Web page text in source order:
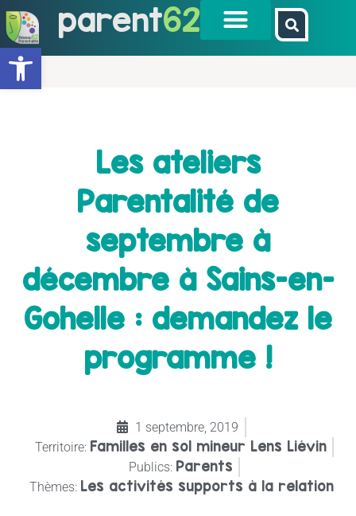
Ouvrir la barre d’outils
parent62
Les ateliers
Parentalité de
septembre à
décembre à Sains-en-
Gohelle : demandez le
programme !
1 septembre, 2019
Territoire: Familles en sol mineur Lens Liévin
Publics: Parents
Thèmes: Les activités supports à la relation